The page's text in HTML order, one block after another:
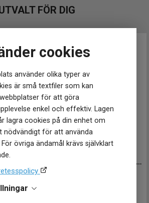
cookies
använder olika typer av
är små textfiler som kan
för att göra
enkel och effektiv. Lagen
lagra cookies på din enhet om
nödvändigt för att använda
övriga ändamål krävs självklart
FÖR DIG
SRE007J1-30 mm
SEIKO Presage Cocktail Time 30mm